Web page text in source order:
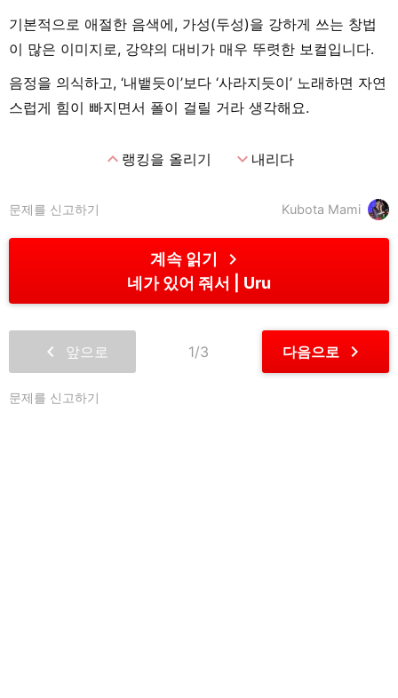
기본적으로 애절한 음색에, 가성(두성)을 강하게 쓰는 창법
이 많은 이미지로, 강약의 대비가 매우 뚜렷한 보컬입니다.
음정을 의식하고, ‘내뱉듯이’보다 ‘사라지듯이’ 노래하면 자연
스럽게 힘이 빠지면서 폴이 걸릴 거라 생각해요.
expand_less랭킹을 올리기 expand_more내리다
Kubota Mami
문제를 신고하기
계속 읽기 chevron_right
네가 있어 줘서 Uru
chevron_left 앞으로 1/3 다음으로 chevron_right
문제를 신고하기